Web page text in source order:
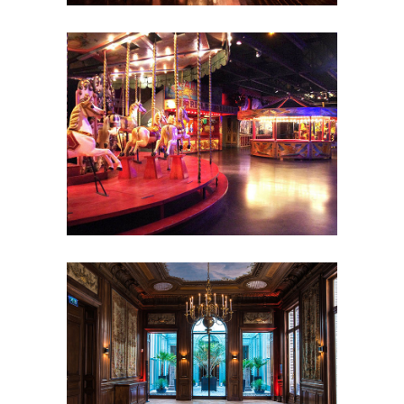
assemblée Shooting photo Showrooms
et galeries Soirée de Rallye
Soirée
étudiante Tournage